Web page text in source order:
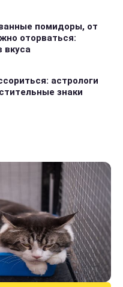
помидоры, от
оторваться:
вкуса
астрологи
знаки